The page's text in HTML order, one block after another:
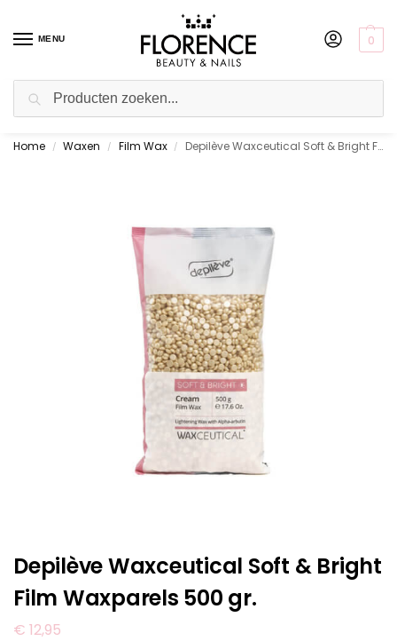
MENU 0
Gratis ophalen in de showroom
Home / Waxen / Film Wax / Depilève Waxceutical Soft & Bright Film Waxparels 500 gr.
Depilève Waxceutical Soft & Bright
Film Waxparels 500 gr.
€ 12,95